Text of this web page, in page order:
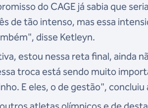
do CAGE já sabia que
de tão intenso, mas essa
disse Ketleyn.
estou nessa reta final, ainda
troca está sendo muito
E eles, o de gestão", concluiu